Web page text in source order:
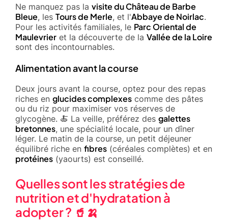
Ne manquez pas la visite du Château de Barbe
Bleue, les Tours de Merle, et l'Abbaye de Noirlac.
Pour les activités familiales, le Parc Oriental de
Maulevrier et la découverte de la Vallée de la Loire
sont des incontournables.
Alimentation avant la course
Deux jours avant la course, optez pour des repas
riches en glucides complexes comme des pâtes
ou du riz pour maximiser vos réserves de
glycogène. 🍝 La veille, préférez des galettes
bretonnes, une spécialité locale, pour un dîner
léger. Le matin de la course, un petit déjeuner
équilibré riche en fibres (céréales complètes) et en
protéines (yaourts) est conseillé.
Quelles sont les stratégies de
nutrition et d'hydratation à
adopter ? 🥤🍌